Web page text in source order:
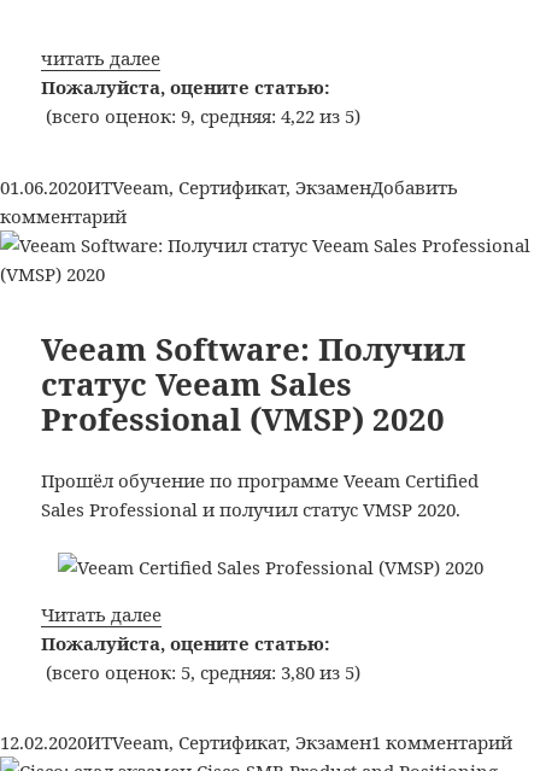
читать далее
Пожалуйста, оцените статью:
(всего оценок: 9, средняя: 4,22 из 5)
Опубликовано
01.06.2020Рубрики
ИТМетки
Veeam, Сертификат, ЭкзаменДобавить
комментарийк
записи
статус
Veeam
Technical
Professional
(VMTSP)
Veeam Software: Получил
статус Veeam Sales
Professional (VMSP) 2020
Прошёл обучение по программе Veeam Certified
Sales Professional и получил статус VMSP 2020.
Читать далееVeeam
Software:
Получил
Sales
Пожалуйста, оцените статью:
(всего оценок: 5, средняя: 3,80 из 5)
Опубликовано
12.02.2020Рубрики
ИТМетки
Veeam, Сертификат, Экзамен1 комментарийк